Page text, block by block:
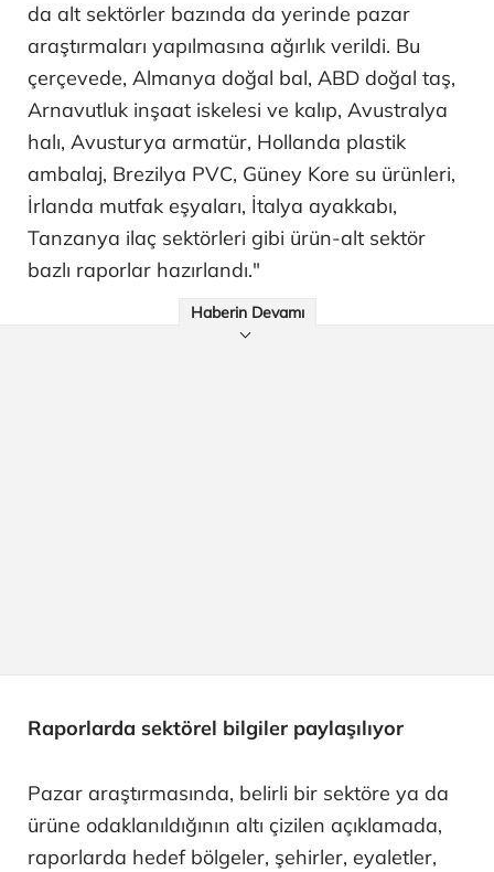
da alt sektörler bazında da yerinde pazar
araştırmaları yapılmasına ağırlık verildi. Bu
çerçevede, Almanya doğal bal, ABD doğal taş,
Arnavutluk inşaat iskelesi ve kalıp, Avustralya
halı, Avusturya armatür, Hollanda plastik
ambalaj, Brezilya PVC, Güney Kore su ürünleri,
İrlanda mutfak eşyaları, İtalya ayakkabı,
Tanzanya ilaç sektörleri gibi ürün-alt sektör
bazlı raporlar hazırlandı."
Haberin Devamı
Raporlarda sektörel bilgiler paylaşılıyor
Pazar araştırmasında, belirli bir sektöre ya da
ürüne odaklanıldığının altı çizilen açıklamada,
raporlarda hedef bölgeler, şehirler, eyaletler,